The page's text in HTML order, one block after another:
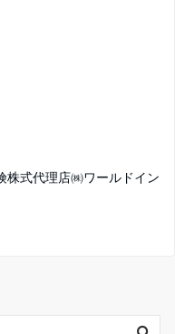
株式代理店㈱ワールドイン